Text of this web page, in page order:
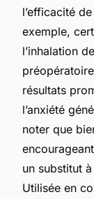
l’efficacité
exemple,
l’inhalation de
résultats
l’anxiété
noter que
un substitut
Utilisée en